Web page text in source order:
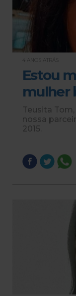
4 ANOS ATRÁS
Estou
mulher
Teusita
nossa
2015.